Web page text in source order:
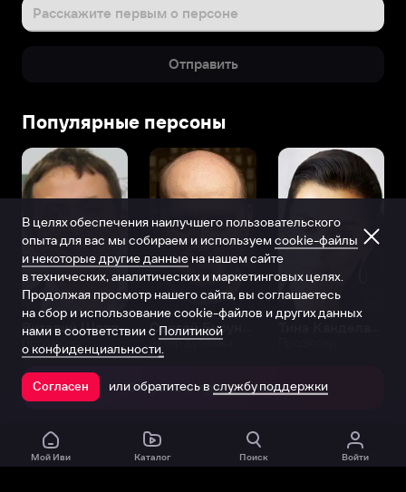
Расскажите первым о персоне
Отправить
Популярные персоны
Виталий Шляппо
Продюсер Актёр дубляжа
Открыть в приложении
Мой Иви Каталог Поиск Войти
В целях обеспечения наилучшего пользовательского
опыта для вас мы собираем и используем cookie-файлы
и некоторые другие данные на нашем сайте
в технических, аналитических и маркетинговых целях.
Продолжая просмотр нашего сайта, вы соглашаетесь
на сбор и использование cookie-файлов и других данных
нами в соответствии с Политикой
о конфиденциальности.
Согласен или обратитесь в службу поддержки